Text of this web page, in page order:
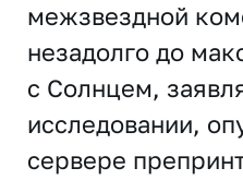
межзвездной
незадолго до
с Солнцем,
исследовании,
сервере